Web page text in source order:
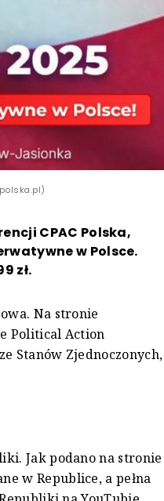
CPAC Polska,
w Polsce.
zł.
Na stronie
Political Action
Stanów Zjednoczonych,
Jak podano na stronie
w Republice, a pełna